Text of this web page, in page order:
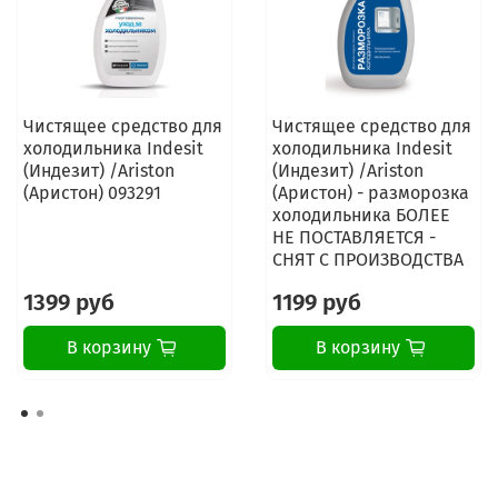
GE ZISB48DCB
GE ZISS36DCASS
GE ZISS36DCBSS
GEZISS36NCASS
GE ZISS42DCASS
GE ZISS42DCBSS
GE ZISS42NCASS
GE ZISS42NCBSS
GE ZISS48DCASS
GE ZISW36DCA
GE ZISW36DCB
GE ZISW42DCA
GE ZISW42DCB
GE ZISW48DCB
Чистящее средство для
холодильника Indesit
(Индезит) /Ariston
(Аристон) 093291
1399 руб
В корзину
Чистящее средство для
холодильника Indesit
(Индезит) /Ariston
(Аристон) - разморозка
холодильника БОЛЕЕ
НЕ ПОСТАВЛЯЕТСЯ -
СНЯТ С ПРОИЗВОДСТВА
1199 руб
В корзину